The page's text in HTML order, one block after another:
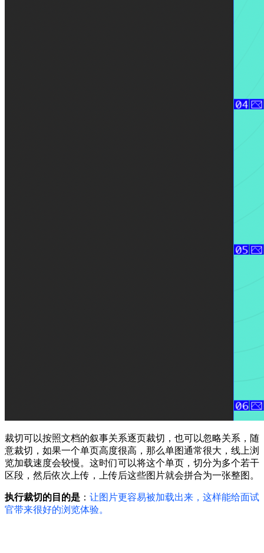
裁切可以按照文档的叙事关系逐页裁切，也可以忽略关系，随
意裁切，如果一个单页高度很高，那么单图通常很大，线上浏
览加载速度会较慢。这时们可以将这个单页，切分为多个若干
区段，然后依次上传，上传后这些图片就会拼合为一张整图。
执行裁切的目的是 ： 让图片更容易被加载出来，这样能给面试
官带来很好的浏览体验。